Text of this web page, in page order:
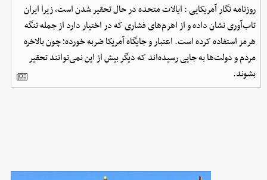
روزنامه نگار آمریکایی : ایالات متحده در حال تحقیر شدن است، زیرا ایران
تاب‌آوری نشان داده و از اهرم‌های فشاری که در اختیار دارد از جمله تنگه
هرمز استفاده کرده است. اعتبار و جایگاه آمریکا ضربه خورده؛ چون بالاخره
مردم و دولت‌ها به جایی رسیده‌اند که دیگر بیش از این نمی‌توانند تحقیر
بشوند.